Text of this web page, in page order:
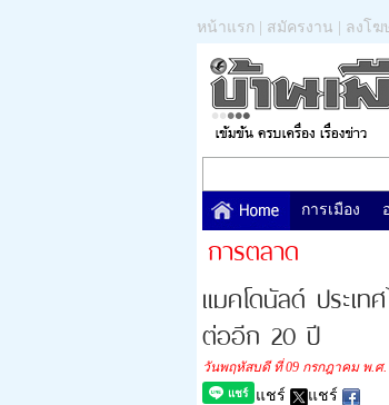
หน้าแรก สมัครงาน ลงโ
การเมือง
การตลาด
แมคโดนัลด์ ประเท
ต่ออีก 20 ปี
วันพฤหัสบดี ที่ 09 กรกฎาคม พ.ศ.
แชร์ แชร์